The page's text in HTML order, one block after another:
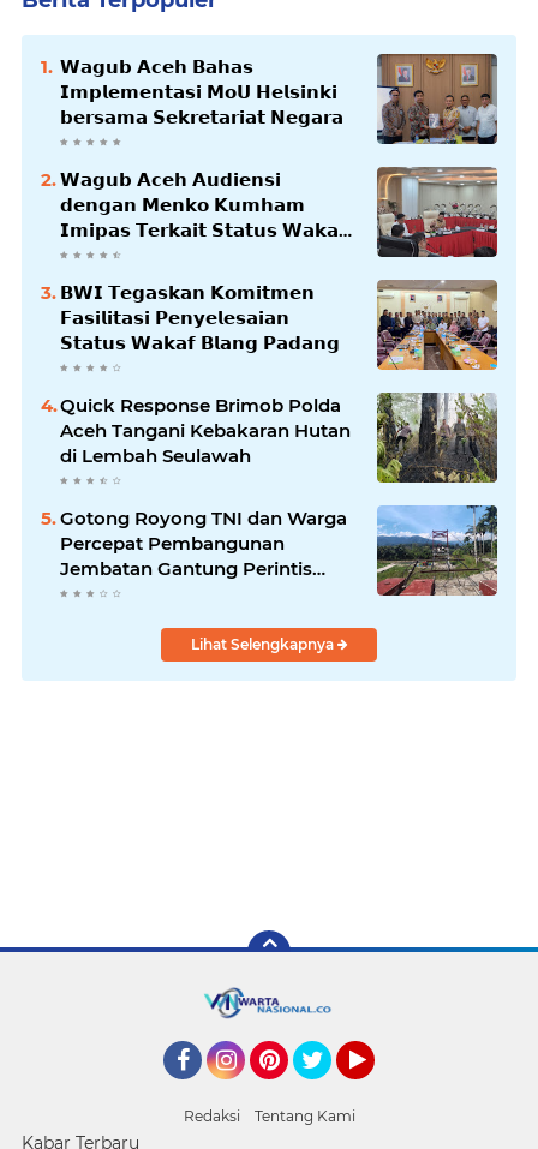
𝗪𝗮𝗴𝘂𝗯 𝗔𝗰𝗲𝗵 𝗕𝗮𝗵𝗮𝘀
𝗜𝗺𝗽𝗹𝗲𝗺𝗲𝗻𝘁𝗮𝘀𝗶 𝗠𝗼𝗨 𝗛𝗲𝗹𝘀𝗶𝗻𝗸𝗶
𝗯𝗲𝗿𝘀𝗮𝗺𝗮 𝗦𝗲𝗸𝗿𝗲𝘁𝗮𝗿𝗶𝗮𝘁 𝗡𝗲𝗴𝗮𝗿𝗮
𝗪𝗮𝗴𝘂𝗯 𝗔𝗰𝗲𝗵 𝗔𝘂𝗱𝗶𝗲𝗻𝘀𝗶
𝗱𝗲𝗻𝗴𝗮𝗻 𝗠𝗲𝗻𝗸𝗼 𝗞𝘂𝗺𝗵𝗮𝗺
𝗜𝗺𝗶𝗽𝗮𝘀 𝗧𝗲𝗿𝗸𝗮𝗶𝘁 𝗦𝘁𝗮𝘁𝘂𝘀 𝗪𝗮𝗸𝗮𝗳
𝗕𝗹𝗮𝗻𝗴𝗽𝗮𝗱𝗮𝗻𝗴
𝗕𝗪𝗜 𝗧𝗲𝗴𝗮𝘀𝗸𝗮𝗻 𝗞𝗼𝗺𝗶𝘁𝗺𝗲𝗻
𝗙𝗮𝘀𝗶𝗹𝗶𝘁𝗮𝘀𝗶 𝗣𝗲𝗻𝘆𝗲𝗹𝗲𝘀𝗮𝗶𝗮𝗻
𝗦𝘁𝗮𝘁𝘂𝘀 𝗪𝗮𝗸𝗮𝗳 𝗕𝗹𝗮𝗻𝗴 𝗣𝗮𝗱𝗮𝗻𝗴
Quick Response Brimob Polda
Aceh Tangani Kebakaran Hutan
di Lembah Seulawah
Gotong Royong TNI dan Warga
Percepat Pembangunan
Jembatan Gantung Perintis
Kuta Ujung Aceh Tenggara
Lihat Selengkapnya
Redaksi Tentang Kami
Kabar Terbaru